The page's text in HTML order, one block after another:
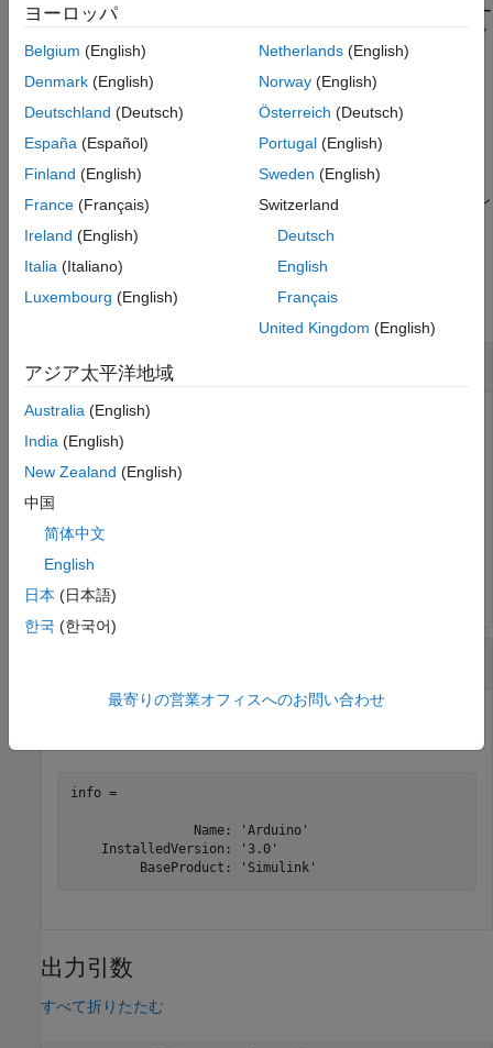
説明
バージョン履歴
参考
matlabshared.supportpkg.checkForUpdate
を使用すると、サポー
ト パッケージの更新に関する情報が MATLAB コマンド ウィンド
ウに表示されます。更新が入手できる場合は、
supportPackageInstaller を使用してインストールします。
info= matlabshared.supportpkg.checkForUpdate
ールされたサポート パッケージに関する情報を構造体配列で返し
ます。
例
すべて折りたたむ
サポート パッケージの更新の確認
マンド ラインに表示されます。
info =
                Name: 'Arduino'
    InstalledVersion: '3.0'
         BaseProduct: 'Simulink'
出力引数
すべて折りたたむ
ヨーロッパ
Belgium (English)
Denmark (English)
Deutschland (Deutsch)
España (Español)
Finland (English)
France (Français)
Ireland (English)
Italia (Italiano)
Luxembourg (English)
Netherlands(English)
Norway(English)
Österreich (Deutsch)
Portugal(English)
Sweden (English)
Switzerland
Deutsch
English
Français
United Kingdom (English)
アジア太平洋地域
Australia (English)
India (English)
New Zealand (English)
中国
简体中文
English
日本 (日本語)
한국 (한국어)
最寄りの営業オフィスへのお問い合わせ